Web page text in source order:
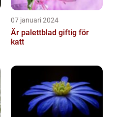
07 januari 2024
Är palettblad giftig för
katt